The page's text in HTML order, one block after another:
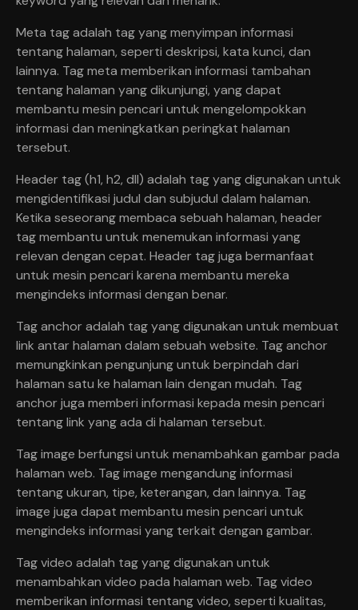
Meta tag adalah tag yang menyimpan informasi
tentang halaman, seperti deskripsi, kata kunci, dan
lainnya. Tag meta memberikan informasi tambahan
tentang halaman yang dikunjungi, yang dapat
membantu mesin pencari untuk mengelompokkan
informasi dan meningkatkan peringkat halaman
tersebut.
Header tag (h1, h2, dll) adalah tag yang digunakan untuk
mengidentifikasi judul dan subjudul dalam halaman.
Ketika seseorang membaca sebuah halaman, header
tag membantu untuk menemukan informasi yang
relevan dengan cepat. Header tag juga bermanfaat
untuk mesin pencari karena membantu mereka
mengindeks informasi dengan benar.
Tag anchor adalah tag yang digunakan untuk membuat
link antar halaman dalam sebuah website. Tag anchor
memungkinkan pengunjung untuk berpindah dari
halaman satu ke halaman lain dengan mudah. Tag
anchor juga memberi informasi kepada mesin pencari
tentang link yang ada di halaman tersebut.
Tag image berfungsi untuk menambahkan gambar pada
halaman web. Tag image mengandung informasi
tentang ukuran, tipe, keterangan, dan lainnya. Tag
image juga dapat membantu mesin pencari untuk
mengindeks informasi yang terkait dengan gambar.
Tag video adalah tag yang digunakan untuk
menambahkan video pada halaman web. Tag video
memberikan informasi tentang video, seperti kualitas,